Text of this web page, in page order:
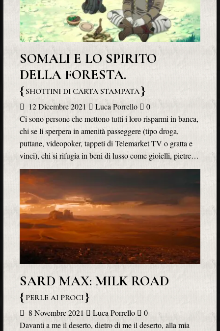
SOMALI E LO SPIRITO
DELLA FORESTA.
SHOTTINI DI CARTA STAMPATA
12 Dicembre 2021 Luca Porrello
0
Ci sono persone che mettono tutti i loro risparmi in banca,
chi se li sperpera in amenità passeggere (tipo droga,
puttane, videopoker, tappeti di Telemarket TV o gratta e
vinci), chi si rifugia in beni di lusso come gioielli, pietre…
SARD MAX: MILK ROAD
PERLE AI PROCI
8 Novembre 2021 Luca Porrello
0
Davanti a me il deserto, dietro di me il deserto, alla mia